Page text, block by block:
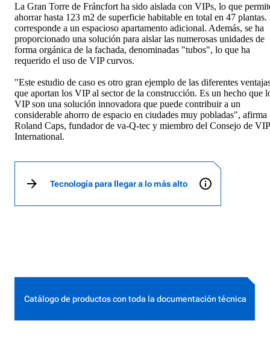
La Gran Torre de Fráncfort ha sido aislada con VIPs, lo que
ahorrar hasta 123 m2 de superficie habitable en total en 47 plantas.
corresponde a un espacioso apartamento adicional. Además, se ha
proporcionado una solución para aislar las numerosas unidades de
forma orgánica de la fachada, denominadas "tubos", lo que ha
requerido el uso de VIP curvos.
"Este estudio de caso es otro gran ejemplo de las diferentes
que aportan los VIP al sector de la construcción. Es un hecho que
VIP son una solución innovadora que puede contribuir a un
considerable ahorro de espacio en ciudades muy pobladas", afirma
Roland Caps, fundador de va-Q-tec y miembro del Consejo de
International.
Tecnología para llegar a lo más alto
Catálogo de productos con toda la documentación técnica